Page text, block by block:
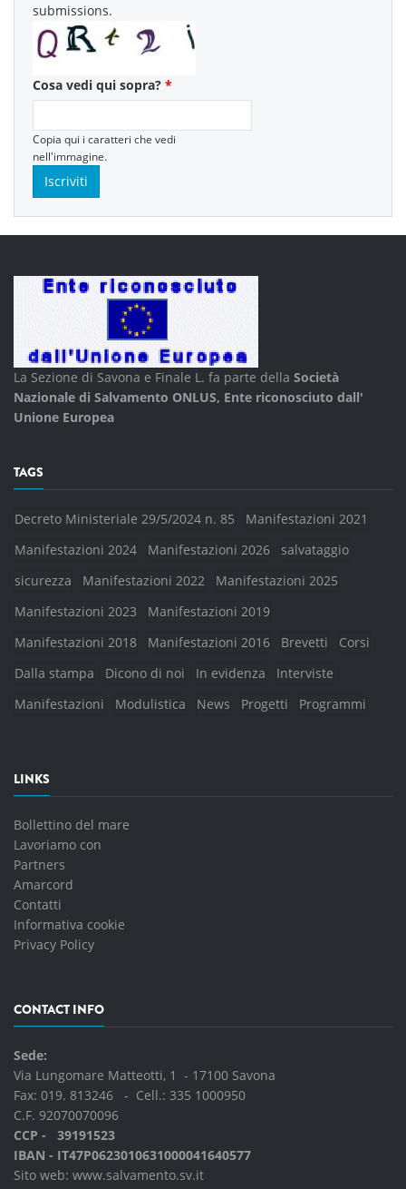
submissions.
Cosa vedi qui sopra? *
Copia qui i caratteri che vedi
nell'immagine.
La Sezione di Savona e Finale L. fa parte della Società
Nazionale di Salvamento ONLUS, Ente riconosciuto dall'
Unione Europea
TAGS
Decreto Ministeriale 29/5/2024 n. 85
Manifestazioni 2021
Manifestazioni 2024
Manifestazioni 2026
salvataggio
sicurezza
Manifestazioni 2022
Manifestazioni 2025
Manifestazioni 2023
Manifestazioni 2019
Manifestazioni 2018
Manifestazioni 2016 Brevetti
Corsi
Dalla stampa
Dicono di noi In evidenza
Interviste
Manifestazioni
Modulistica News Progetti Programmi
LINKS
Bollettino del mare
Lavoriamo con
Partners
Amarcord
Contatti
Informativa cookie
Privacy Policy
CONTACT INFO
Sede:
Via Lungomare Matteotti, 1 - 17100 Savona
Fax: 019. 813246 - Cell.: 335 1000950
C.F. 92070070096
CCP - 39191523
IBAN - IT47P0623010631000041640577
Sito web: www.salvamento.sv.it